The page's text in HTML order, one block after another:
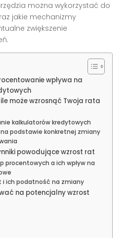
można wykorzystać do
jakie mechanizmy
zwiększenie
wpływa na
może wzrosnąć Twoja rata
kalkulatorów kredytowych
podstawie konkretnej zmiany
powodujące wzrost rat
procentowych a ich wpływ na
i ich podatność na zmiany
na potencjalny wzrost